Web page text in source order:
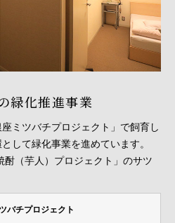
緑化推進事業
ミツバチプロジェクト」で飼育し
して緑化事業を進めています。
酎（芋人）プロジェクト」のサツ
バチプロジェクト